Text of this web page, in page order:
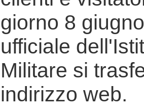
giorno 8
ufficiale
Militare si
indirizzo web.